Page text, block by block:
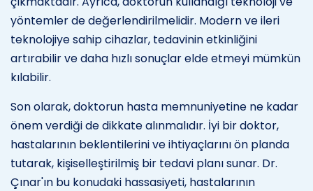
yöntemler de değerlendirilmelidir. Modern ve ileri
teknolojiye sahip cihazlar, tedavinin etkinliğini
artırabilir ve daha hızlı sonuçlar elde etmeyi mümkün
kılabilir.
Son olarak, doktorun hasta memnuniyetine ne kadar
önem verdiği de dikkate alınmalıdır. İyi bir doktor,
hastalarının beklentilerini ve ihtiyaçlarını ön planda
tutarak, kişiselleştirilmiş bir tedavi planı sunar. Dr.
Çınar'ın bu konudaki hassasiyeti, hastalarının